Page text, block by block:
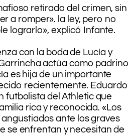
retirado del crimen, sin
a romper». la ley, pero no
lograrlo», explicó Infante.
con la boda de Lucía y
actúa como padrino
es hija de un importante
recientemente. Eduardo
futbolista del Athletic que
rica y reconocida. «Los
ante los graves
se enfrentan y necesitan de